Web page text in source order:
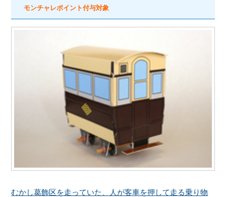
モンチャレポイント付与対象
むかし葛飾区を走っていた、人が客車を押して走る乗り物